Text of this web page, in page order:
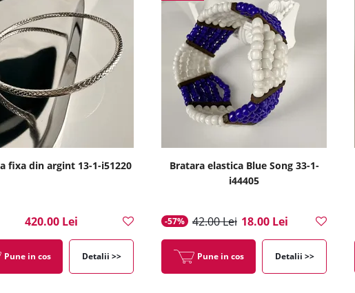
fixa din argint 13-1-i51220
420.00 Lei
Pune in cos Detalii >>
Bratara elastica Blue Song 33-1-
i44405
-57% 42.00 Lei 18.00 Lei
Pune in cos Detalii >>